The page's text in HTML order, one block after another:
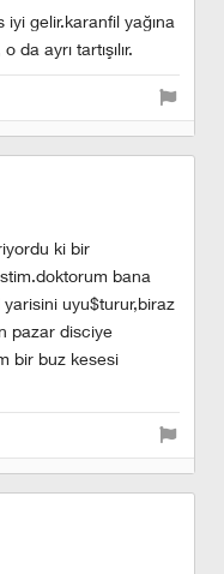
gelir.karanfil yağına
ayrı tartışılır.
ki bir
bana
uyu$turur,biraz
pazar disciye
bir buz kesesi